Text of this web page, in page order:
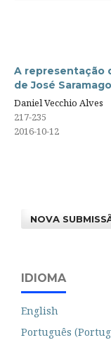
A representação
de José Saramago
Daniel Vecchio Alves
217-235
2016-10-12
NOVA
IDIOMA
English
Português